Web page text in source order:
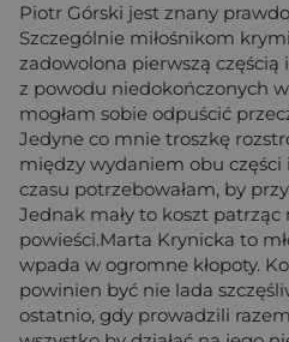
Piotr Górski jest znany
Szczególnie miłośnikom
zadowolona pierwszą częścią
z powodu niedokończonych
mogłam sobie odpuścić
Jedyne co mnie troszkę
między wydaniem obu
czasu potrzebowałam, by
Jednak mały to koszt
powieści.Marta Krynicka to
wpada w ogromne kłopoty.
powinien być nie lada
ostatnio, gdy prowadzili